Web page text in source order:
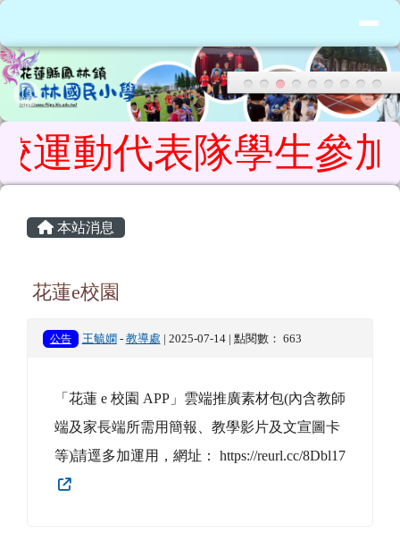
跳至主內容區
花蓮縣鳳林鎮鳳林國民小學
導覽列
動代表隊學生參加
主內容區域
本站消息
花蓮e校園
公告 王毓嫻 - 教導處 | 2025-07-14 | 點閱數： 663
「花蓮 e 校園 APP」雲端推廣素材包(內含教師
端及家長端所需用簡報、教學影片及文宣圖卡
等)請逕多加運用，網址： https://reurl.cc/8Dbl17
頁尾區域